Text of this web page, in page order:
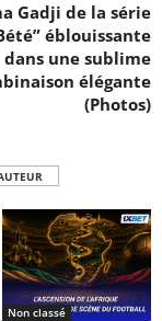
Gadji de la série
éblouissante
dans une sublime
élégante
(Photos)
Non classé